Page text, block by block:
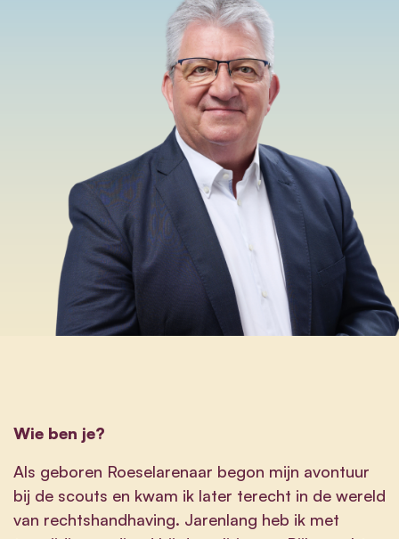
Wie ben je?
Als geboren Roeselarenaar begon mijn avontuur
bij de scouts en kwam ik later terecht in de wereld
van rechtshandhaving. Jarenlang heb ik met